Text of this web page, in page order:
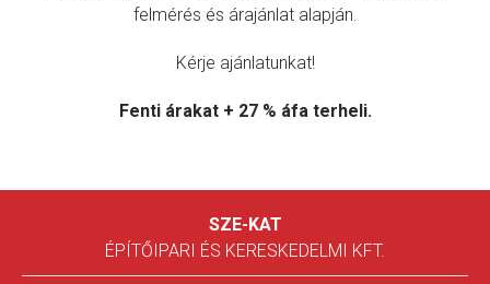
felmérés és árajánlat alapján.
Kérje ajánlatunkat!
Fenti árakat + 27 % áfa terheli.
SZE-KAT
ÉPÍTŐIPARI ÉS KERESKEDELMI KFT.